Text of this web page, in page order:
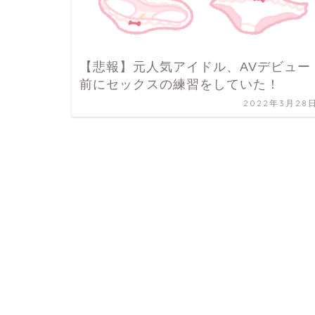
【悲報】元人気アイドル、AVデビュー
前にセックスの練習をしていた！
2022年3月28